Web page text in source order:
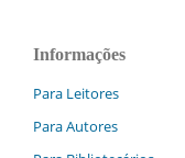
Informações
Para Leitores
Para Autores